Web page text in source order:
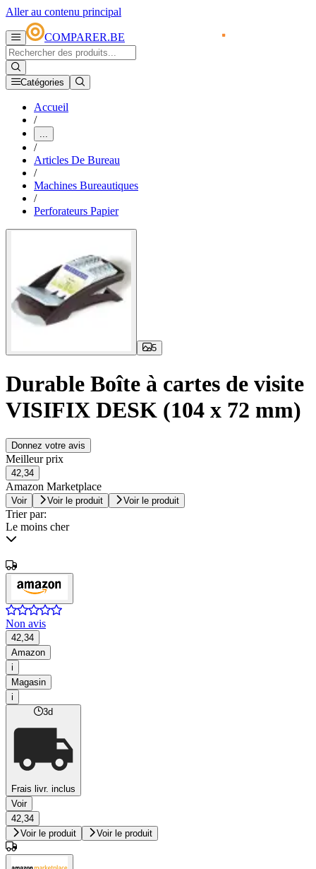
Aller au contenu principal
COMPARER.BE
Catégories
Accueil
/
...
/
Articles De Bureau
/
Machines Bureautiques
/
Perforateurs Papier
5
Durable Boîte à cartes de visite
VISIFIX DESK (104 x 72 mm)
Donnez votre avis
Meilleur prix
42,34
Amazon Marketplace
Voir Voir le produit Voir le produit
Trier par:
Le moins cher
Non avis
42,34
Amazon
i
Magasin
i
3d
Frais livr. inclus
Voir
42,34
Voir le produit
Voir le produit